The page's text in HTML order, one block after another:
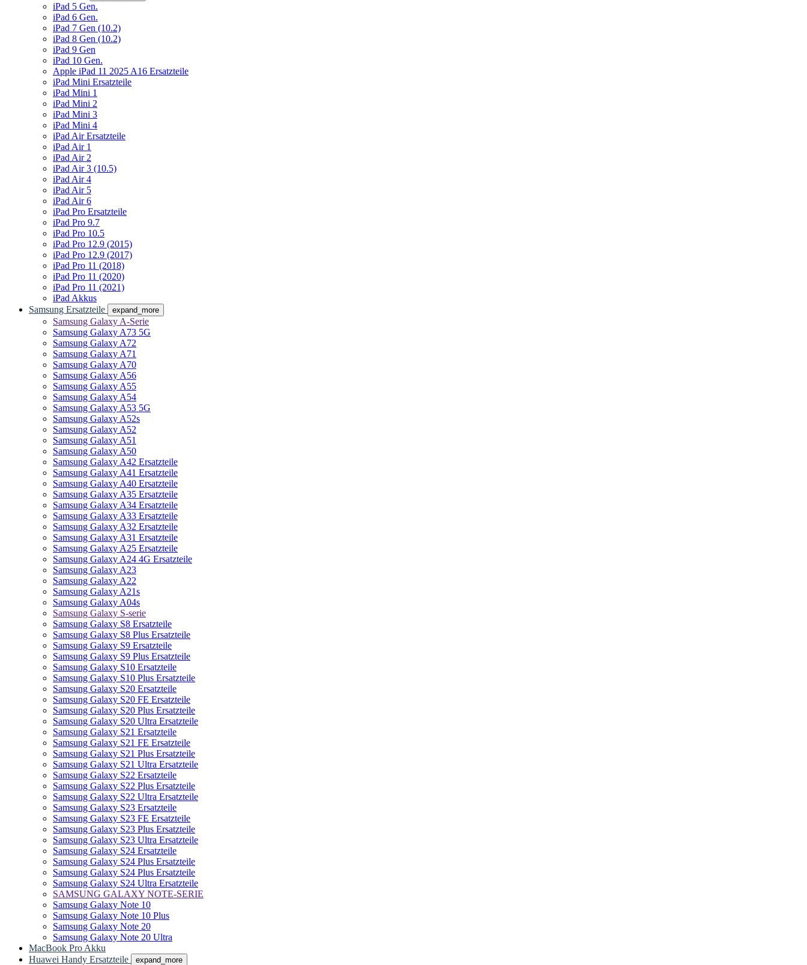
iPad 5 Gen.
iPad 6 Gen.
iPad 7 Gen (10.2)
iPad 8 Gen (10.2)
iPad 9 Gen
iPad 10 Gen.
Apple iPad 11 2025 A16 Ersatzteile
iPad Mini Ersatzteile
iPad Mini 1
iPad Mini 2
iPad Mini 3
iPad Mini 4
iPad Air Ersatzteile
iPad Air 1
iPad Air 2
iPad Air 3 (10.5)
iPad Air 4
iPad Air 5
iPad Air 6
iPad Pro Ersatzteile
iPad Pro 9.7
iPad Pro 10.5
iPad Pro 12.9 (2015)
iPad Pro 12.9 (2017)
iPad Pro 11 (2018)
iPad Pro 11 (2020)
iPad Pro 11 (2021)
iPad Akkus
Samsung Ersatzteile
expand_more
Samsung Galaxy A-Serie
Samsung Galaxy A73 5G
Samsung Galaxy A72
Samsung Galaxy A71
Samsung Galaxy A70
Samsung Galaxy A56
Samsung Galaxy A55
Samsung Galaxy A54
Samsung Galaxy A53 5G
Samsung Galaxy A52s
Samsung Galaxy A52
Samsung Galaxy A51
Samsung Galaxy A50
Samsung Galaxy A42 Ersatzteile
Samsung Galaxy A41 Ersatzteile
Samsung Galaxy A40 Ersatzteile
Samsung Galaxy A35 Ersatzteile
Samsung Galaxy A34 Ersatzteile
Samsung Galaxy A33 Ersatzteile
Samsung Galaxy A32 Ersatzteile
Samsung Galaxy A31 Ersatzteile
Samsung Galaxy A25 Ersatzteile
Samsung Galaxy A24 4G Ersatzteile
Samsung Galaxy A23
Samsung Galaxy A22
Samsung Galaxy A21s
Samsung Galaxy A04s
Samsung Galaxy S-serie
Samsung Galaxy S8 Ersatzteile
Samsung Galaxy S8 Plus Ersatzteile
Samsung Galaxy S9 Ersatzteile
Samsung Galaxy S9 Plus Ersatzteile
Samsung Galaxy S10 Ersatzteile
Samsung Galaxy S10 Plus Ersatzteile
Samsung Galaxy S20 Ersatzteile
Samsung Galaxy S20 FE Ersatzteile
Samsung Galaxy S20 Plus Ersatzteile
Samsung Galaxy S20 Ultra Ersatzteile
Samsung Galaxy S21 Ersatzteile
Samsung Galaxy S21 FE Ersatzteile
Samsung Galaxy S21 Plus Ersatzteile
Samsung Galaxy S21 Ultra Ersatzteile
Samsung Galaxy S22 Ersatzteile
Samsung Galaxy S22 Plus Ersatzteile
Samsung Galaxy S22 Ultra Ersatzteile
Samsung Galaxy S23 Ersatzteile
Samsung Galaxy S23 FE Ersatzteile
Samsung Galaxy S23 Plus Ersatzteile
Samsung Galaxy S23 Ultra Ersatzteile
Samsung Galaxy S24 Ersatzteile
Samsung Galaxy S24 Plus Ersatzteile
Samsung Galaxy S24 Plus Ersatzteile
Samsung Galaxy S24 Ultra Ersatzteile
SAMSUNG GALAXY NOTE-SERIE
Samsung Galaxy Note 10
Samsung Galaxy Note 10 Plus
Samsung Galaxy Note 20
Samsung Galaxy Note 20 Ultra
MacBook Pro Akku
Huawei Handy Ersatzteile
expand_more